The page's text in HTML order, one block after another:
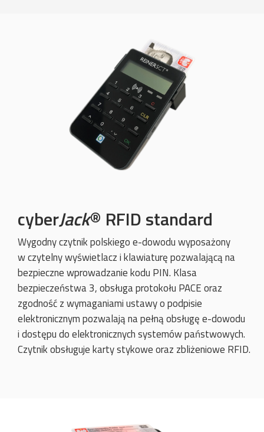
cyberJack® RFID standard
Wygodny czytnik polskiego e-dowodu wyposażony
w czytelny wyświetlacz i klawiaturę pozwalającą na
bezpieczne wprowadzanie kodu PIN. Klasa
bezpieczeństwa 3, obsługa protokołu PACE oraz
zgodność z wymaganiami ustawy o podpisie
elektronicznym pozwalają na pełną obsługę e-dowodu
i dostępu do elektronicznych systemów państwowych.
Czytnik obsługuje karty stykowe oraz zbliżeniowe RFID.